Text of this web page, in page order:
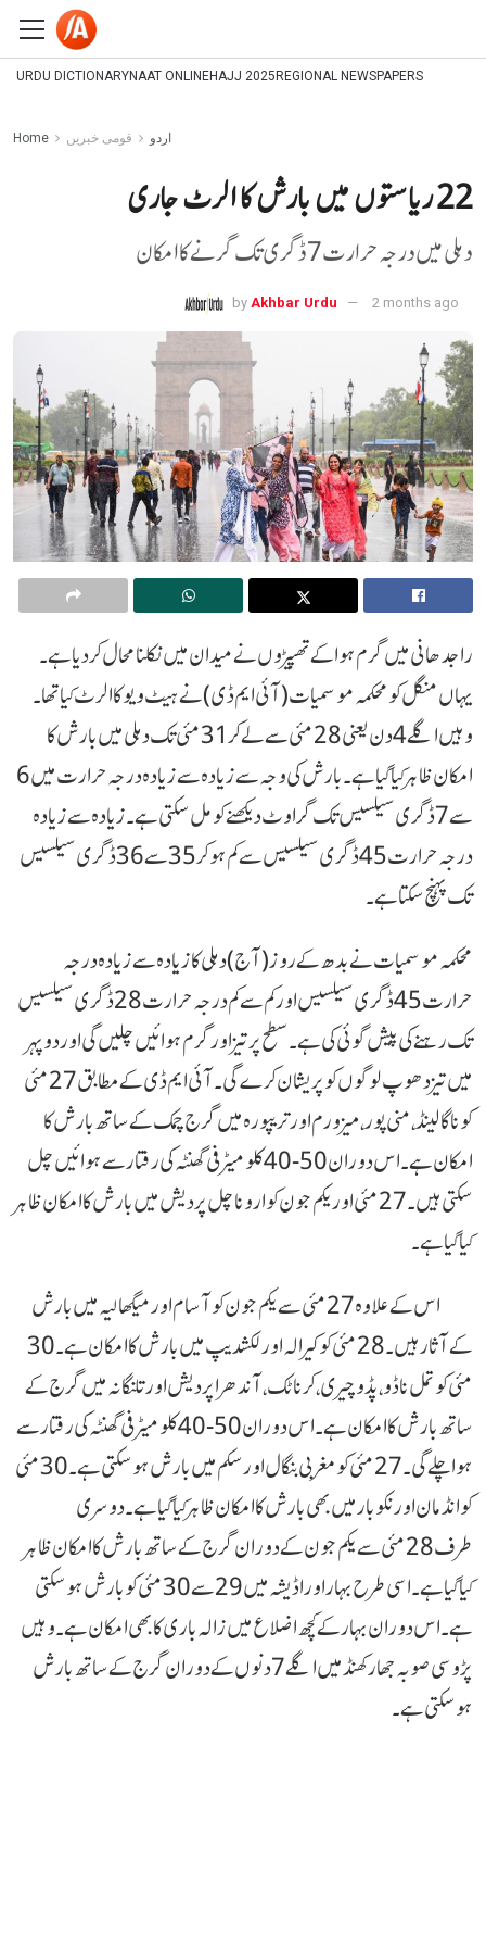
URDU DICTIONARYNAAT ONLINEHAJJ 2025 REGIONAL NEWSPAPERS
Home اردو قومی خبریں
22 ریاستوں میں بارش کا الرٹ جاری
دہلی میں درجہ حرارت 7 ڈگری تک گرنے کا امکان
by Akhbar Urdu 2 months ago
راجدھانی میں گرم ہوا کے تھپیڑوں نے میدان میں نکلنا محال کردیا ہے۔
یہاں منگل کو محکمہ موسمیات (آئی ایم ڈی) نے ہیٹ ویو کا الرٹ کیا تھا۔
وہیں اگلے 4 دن یعنی 28 مئی سے لے کر 31 مئی تک دہلی میں بار ش کا
امکان ظاہر کیا گیا ہے۔ بارش کی وجہ سے زیادہ سے زیادہ درجہ حرارت میں 6
سے 7 ڈگری سیلسیس تک گراوٹ دیکھنے کو مل سکتی ہے۔ زیادہ سے زیادہ
درجہ حرارت 45 ڈگری سیلسیس سے کم ہو کر 35 سے 36 ڈگری سیلسیس
تک پہنچ سکتا ہے۔
محکمہ موسمیات نے بدھ کے روز (آج) دہلی کا زیادہ سے زیادہ درجہ
حرارت 45 ڈگری سیلسیس اور کم سے کم درجہ حرارت 28 ڈگری سیلسیس
تک رہنے کی پیش گوئی کی ہے۔ سطح پر تیز اور گرم ہوائیں چلیں گی اور دوپہر
میں تیز دھوپ لوگوں کو پریشان کرے گی۔ آئی ایم ڈی کے مطابق 27 مئی
کو ناگالینڈ، منی پور، میزورم اور تریپورہ میں گرج چمک کے ساتھ بارش کا
امکان ہے۔ اس دوران 50-40 کلومیٹر فی گھنٹہ کی رفتار سے ہوائیں چل
سکتی ہیں۔ 27 مئی اور یکم جون کو اروناچل پردیش میں بارش کا امکان ظاہر
کیا گیا ہے۔
اس کے علاوہ 27 مئی سے یکم جون کو آسام اور میگھالیہ میں بارش
کے آثار ہیں۔ 28 مئی کو کیرالہ اور لکشدیپ میں بارش کا امکان ہے۔ 30
مئی کو تمل ناڈو، پڈوچیری، کرناٹک، آندھرا پردیش اور تلنگانہ میں گرج کے
ساتھ بارش کا امکان ہے۔ اس دوران 50-40 کلو میٹر فی گھنٹہ کی رفتار سے
ہوا چلے گی۔ 27 مئی کو مغربی بنگال اور سکم میں بارش ہوسکتی ہے۔ 30 مئی
کو انڈمان اور نکوبار میں بھی بارش کا امکان ظاہر کیا گیا ہے۔ دوسری
طرف 28 مئی سے یکم جون کے دوران گرج کے ساتھ بارش کا امکان ظاہر
کیا گیا ہے۔ اسی طرح بہار اور اڈیشہ میں 29 سے 30 مئی کو بارش ہوسکتی
ہے۔ اس دوران بہار کے کچھ اضلاع میں ژالہ باری کا بھی امکان ہے۔ وہیں
پڑوسی صوبہ جھارکھنڈ میں اگلے 7 دنوں کے دوران گرج کے ساتھ بارش
ہوسکتی ہے۔